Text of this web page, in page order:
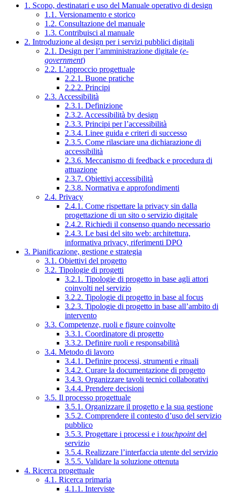
1. Scopo, destinatari e uso del Manuale operativo di design
1.1. Versionamento e storico
1.2. Consultazione del manuale
1.3. Contribuisci al manuale
2. Introduzione al design per i servizi pubblici digitali
2.1. Design per l’amministrazione digitale (e-
government)
2.2. L’approccio progettuale
2.2.1. Buone pratiche
2.2.2. Principi
2.3. Accessibilità
2.3.1. Definizione
2.3.2. Accessibilità by design
2.3.3. Principi per l’accessibilità
2.3.4. Linee guida e criteri di successo
2.3.5. Come rilasciare una dichiarazione di
accessibilità
2.3.6. Meccanismo di feedback e procedura di
attuazione
2.3.7. Obiettivi accessibilità
2.3.8. Normativa e approfondimenti
2.4. Privacy
2.4.1. Come rispettare la privacy sin dalla
progettazione di un sito o servizio digitale
2.4.2. Richiedi il consenso quando necessario
2.4.3. Le basi del sito web: architettura,
informativa privacy, riferimenti DPO
3. Pianificazione, gestione e strategia
3.1. Obiettivi del progetto
3.2. Tipologie di progetti
3.2.1. Tipologie di progetto in base agli attori
coinvolti nel servizio
3.2.2. Tipologie di progetto in base al focus
3.2.3. Tipologie di progetto in base all’ambito di
intervento
3.3. Competenze, ruoli e figure coinvolte
3.3.1. Coordinatore di progetto
3.3.2. Definire ruoli e responsabilità
3.4. Metodo di lavoro
3.4.1. Definire processi, strumenti e rituali
3.4.2. Curare la documentazione di progetto
3.4.3. Organizzare tavoli tecnici collaborativi
3.4.4. Prendere decisioni
3.5. Il processo progettuale
3.5.1. Organizzare il progetto e la sua gestione
3.5.2. Comprendere il contesto d’uso del servizio
pubblico
3.5.3. Progettare i processi e i touchpointdel
servizio
3.5.4. Realizzare l’interfaccia utente del servizio
3.5.5. Validare la soluzione ottenuta
4. Ricerca progettuale
4.1. Ricerca primaria
4.1.1. Interviste